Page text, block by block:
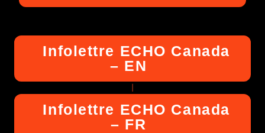
Infolettre ECHO Canada
– EN
Infolettre ECHO Canada
– FR